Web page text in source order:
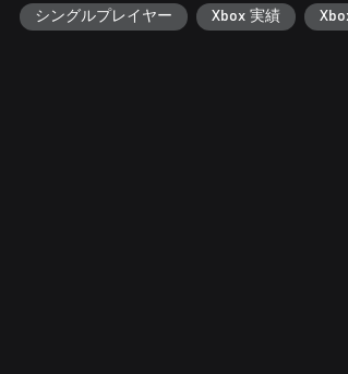
シングルプレイヤー Xbox 実績